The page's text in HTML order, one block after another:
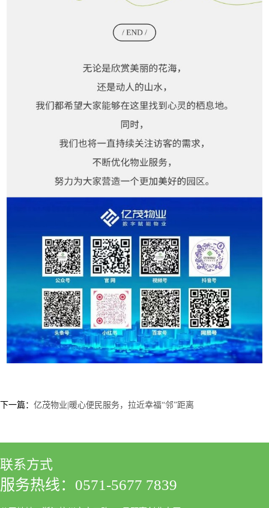
下一篇： 亿茂物业|暖心便民服务，拉近幸福“邻”距离
联系方式
服务热线：0571-5677 7839